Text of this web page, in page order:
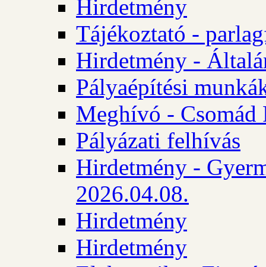
Hirdetmény
Tájékoztató -
Hirdetmény -
Pályaépítési
Meghívó - Csomád
Pályázati felhívás
Hirdetmény -
2026.04.08.
Hirdetmény
Hirdetmény